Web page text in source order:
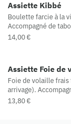
Assiette Kibbé
Boulette farcie à la
Accompagné de
Accompagnement au
14,00 €
Assiette Foie de
Foie de volaille
arrivage).
Accompagnement au
13,80 €